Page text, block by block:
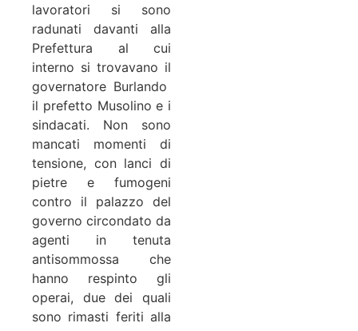
lavoratori si sono
radunati davanti alla
Prefettura al cui
interno si trovavano il
governatore Burlando
il prefetto Musolino e i
sindacati. Non sono
mancati momenti di
tensione, con lanci di
pietre e fumogeni
contro il palazzo del
governo circondato da
agenti in tenuta
antisommossa che
hanno respinto gli
operai, due dei quali
sono rimasti feriti alla